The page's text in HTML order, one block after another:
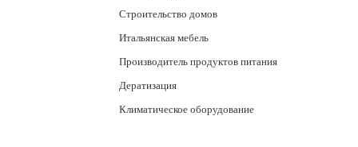
Строительство домов
Итальянская мебель
Производитель продуктов питания
Дератизация
Климатическое оборудование